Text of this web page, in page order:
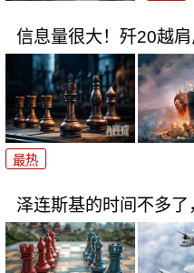
信息量很大！歼20越
最热
泽连斯基的时间不多